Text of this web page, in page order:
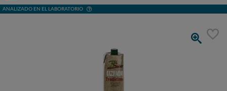
ANALIZADO EN EL LABORATORIO